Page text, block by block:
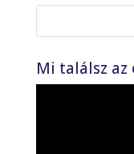
Mi találsz az